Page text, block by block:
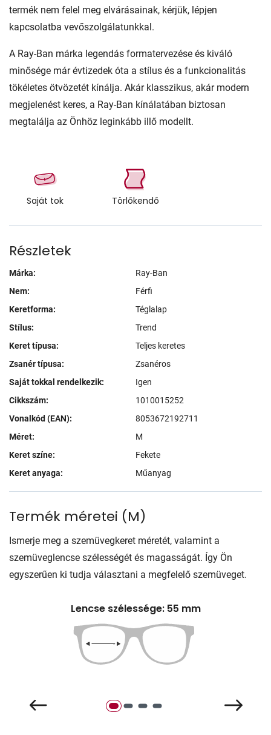
termék nem felel meg elvárásainak, kérjük, lépjen
kapcsolatba vevőszolgálatunkkal.
A Ray-Ban márka legendás formatervezése és kiváló
minősége már évtizedek óta a stílus és a funkcionalitás
tökéletes ötvözetét kínálja. Akár klasszikus, akár modern
megjelenést keres, a Ray-Ban kínálatában biztosan
megtalálja az Önhöz leginkább illő modellt.
Saját tok Törlőkendő
Részletek
Márka:
Ray-Ban
Nem:
Férfi
Keretforma:
Téglalap
Stílus:
Trend
Keret típusa:
Teljes keretes
Zsanér típusa:
Zsanéros
Saját tokkal rendelkezik:
Igen
Cikkszám:
1010015252
Vonalkód (EAN):
8053672192711
Méret:
M
Keret színe:
Fekete
Keret anyaga:
Műanyag
Termék méretei (M)
Ismerje meg a szemüvegkeret méretét, valamint a
szemüveglencse szélességét és magasságát. Így Ön
egyszerűen ki tudja választani a megfelelő szemüveget.
Lencse szélessége: 55 mm